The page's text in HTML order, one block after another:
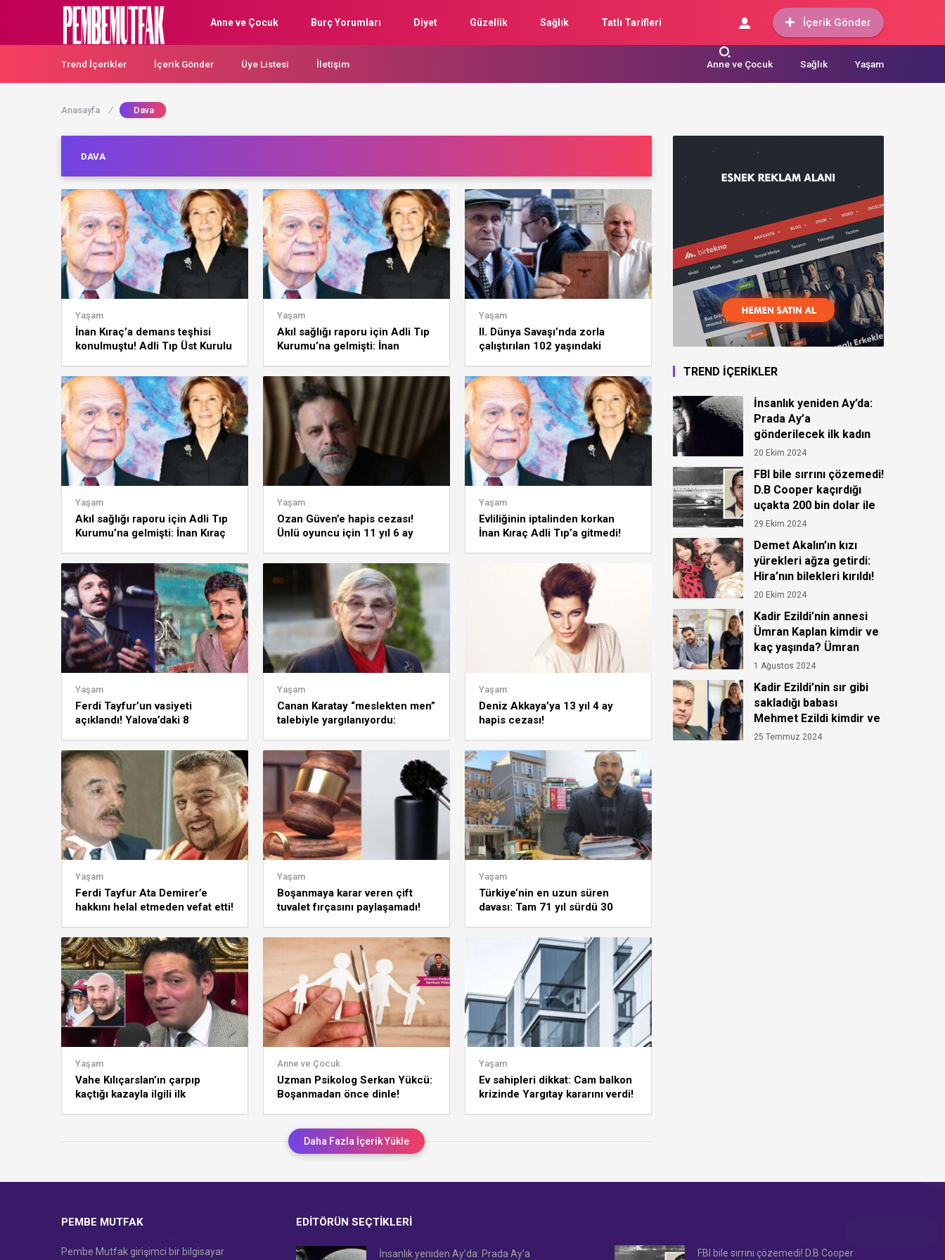
Anne ve Çocuk Burç Yorumları Diyet Güzellik Sağlık Tatlı Tarifleri İçerik Gönder
Trend İçerikler İçerik Gönder Üye Listesi İletişim Anne ve Çocuk Sağlık Yaşam
Anasayfa / Dava
DAVA
Yaşam
İnan Kıraç’a demans teşhisi
konulmuştu! Adli Tıp Üst Kurulu
Yaşam
Akıl sağlığı raporu için Adli Tıp
Kurumu’na gelmişti: İnan
Yaşam
II. Dünya Savaşı’nda zorla
çalıştırılan 102 yaşındaki
Tazminat istiyor
Yaşam
Akıl sağlığı raporu için Adli Tıp
Kurumu’na gelmişti: İnan Kıraç
Yaşam
Ozan Güven’e hapis cezası!
Ünlü oyuncu için 11 yıl 6 ay
Yaşam
Evliliğinin iptalinden korkan
İnan Kıraç Adli Tıp’a gitmedi!
Yaşam
Ferdi Tayfur’un vasiyeti
açıklandı! Yalova’daki 8
Yaşam
Canan Karatay “meslekten men”
talebiyle yargılanıyordu:
Yaşam
Deniz Akkaya’ya 13 yıl 4 ay
hapis cezası!
Yaşam
Ferdi Tayfur Ata Demirer’e
hakkını helal etmeden vefat etti!
demişti
Yaşam
Boşanmaya karar veren çift
tuvalet fırçasını paylaşamadı!
Yaşam
Türkiye’nin en uzun süren
davası: Tam 71 yıl sürdü 30
Yaşam
Vahe Kılıçarslan’ın çarpıp
kaçtığı kazayla ilgili ilk
Anne ve Çocuk
Uzman Psikolog Serkan Yükcü:
Boşanmadan önce dinle!
Yaşam
Ev sahipleri dikkat: Cam balkon
krizinde Yargıtay kararını verdi!
Daha Fazla İçerik Yükle
TREND İÇERİKLER
İnsanlık yeniden Ay’da:
Prada Ay’a
gönderilecek ilk kadın
astronot için kıyafet
20 Ekim 2024
FBI bile sırrını çözemedi!
D.B Cooper kaçırdığı
uçakta 200 bin dolar ile
ortadan kayboldu!
29 Ekim 2024
Demet Akalın’ın kızı
yürekleri ağza getirdi:
Hira’nın bilekleri kırıldı!
20 Ekim 2024
Kadir Ezildi’nin annesi
Ümran Kaplan kimdir ve
kaç yaşında? Ümran
Kaplan’ın hastalığı ne?
1 Ağustos 2024
Kadir Ezildi’nin sır gibi
sakladığı babası
Mehmet Ezildi kimdir ve
kaç yaşında?
25 Temmuz 2024
PEMBE MUTFAK
Pembe Mutfak girişimci bir bilgisayar
EDITÖRÜN SEÇTIKLERI
İnsanlık yeniden Ay’da: Prada Ay’a FBI bile sırrını çözemedi! D.B Cooper